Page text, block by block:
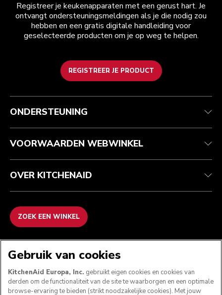
Registreer je keukenapparaten met een gerust hart. Je
ontvangt ondersteuningsmeldingen als je die nodig zou
hebben en een gratis digitale handleiding voor
geselecteerde producten om je op weg te helpen.
REGISTREER JE PRODUCT
Health check
Je bestelling volgen
Garantie en documenten
Veelgestelde vragen
Algemene voorwaarden
Retournering en terugbetaling
Imprint
ODR
Het merk
Zoek een winkel
ONDERSTEUNING
VOORWAARDEN WEBWINKEL
OVER KITCHENAID
ZOEK EEN WINKEL
Gebruik van cookies
KitchenAid Europa, Inc. gebruikt eigen cookies en cookies van
derden om de functionaliteit van de site te waarborgen en een optimale
browse-ervaring te bieden (strikt noodzakelijke cookies). Met jouw